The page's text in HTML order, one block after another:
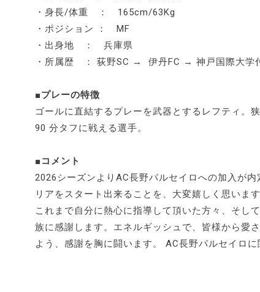
・身長/体重 ： 165cm/63Kg
・ポジション ： MF
・出身地 ： 兵庫県
・所属歴 ： 荻野SC → 伊丹FC → 神戸国際大学
■プレーの特徴
ゴールに直結するプレーを武器とするレフティ。
90 分タフに戦える選手。
■コメント
2026シーズンよりAC長野パルセイロへの加入が
リアをスタート出来ることを、大変嬉しく思います
これまで自分に熱心に指導して頂いた方々、そし
族に感謝します。エネルギッシュで、皆様から愛
よう、感謝を胸に闘います。 AC長野パルセイロ